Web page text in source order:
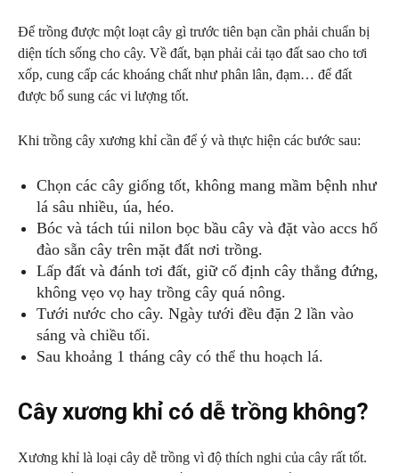
Để trồng được một loạt cây gì trước tiên bạn cần phải chuẩn bị
diện tích sống cho cây. Về đất, bạn phải cải tạo đất sao cho tơi
xốp, cung cấp các khoáng chất như phân lân, đạm… để đất
được bổ sung các vi lượng tốt.
Khi trồng cây xương khỉ cần để ý và thực hiện các bước sau:
Chọn các cây giống tốt, không mang mầm bệnh như
lá sâu nhiều, úa, héo.
Bóc và tách túi nilon bọc bầu cây và đặt vào accs hố
đào sẵn cây trên mặt đất nơi trồng.
Lấp đất và đánh tơi đất, giữ cố định cây thẳng đứng,
không vẹo vọ hay trồng cây quá nông.
Tưới nước cho cây. Ngày tưới đều đặn 2 lần vào
sáng và chiều tối.
Sau khoảng 1 tháng cây có thể thu hoạch lá.
Cây xương khỉ có dễ trồng không?
Xương khỉ là loại cây dễ trồng vì độ thích nghi của cây rất tốt.